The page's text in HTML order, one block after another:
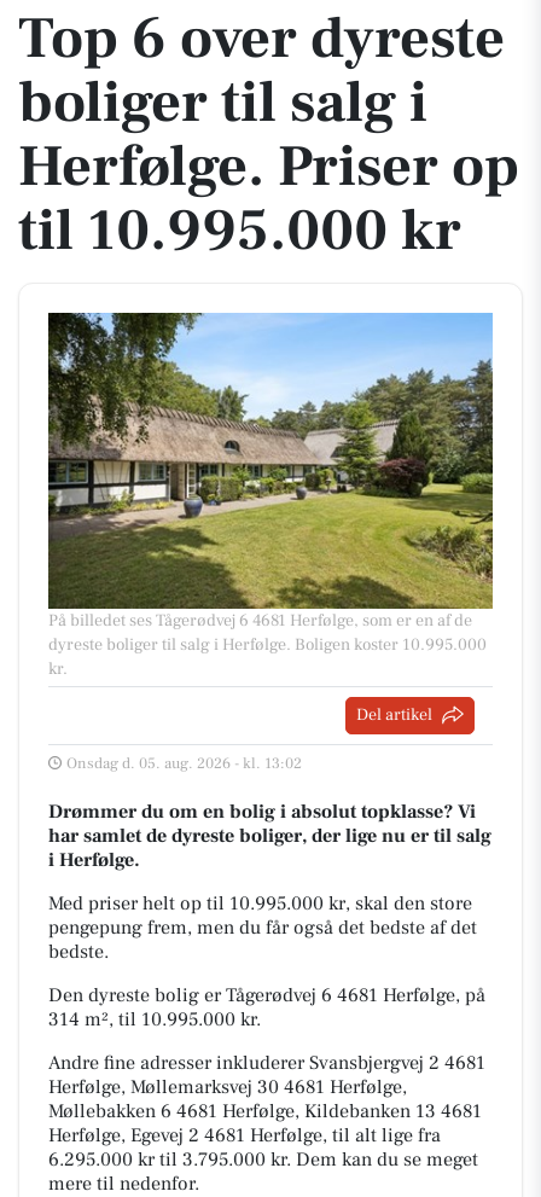
Top 6 over dyreste
boliger til salg i
Herfølge. Priser op
til 10.995.000 kr
På billedet ses Tågerødvej 6 4681 Herfølge, som er en af de
dyreste boliger til salg i Herfølge. Boligen koster 10.995.000
kr.
Del artikel
Onsdag d. 05. aug. 2026 - kl. 13:02
Drømmer du om en bolig i absolut topklasse? Vi
har samlet de dyreste boliger, der lige nu er til salg
i Herfølge.
Med priser helt op til 10.995.000 kr, skal den store
pengepung frem, men du får også det bedste af det
bedste.
Den dyreste bolig er Tågerødvej 6 4681 Herfølge, på
314 m², til 10.995.000 kr.
Andre fine adresser inkluderer Svansbjergvej 2 4681
Herfølge, Møllemarksvej 30 4681 Herfølge,
Møllebakken 6 4681 Herfølge, Kildebanken 13 4681
Herfølge, Egevej 2 4681 Herfølge, til alt lige fra
6.295.000 kr til 3.795.000 kr. Dem kan du se meget
mere til nedenfor.